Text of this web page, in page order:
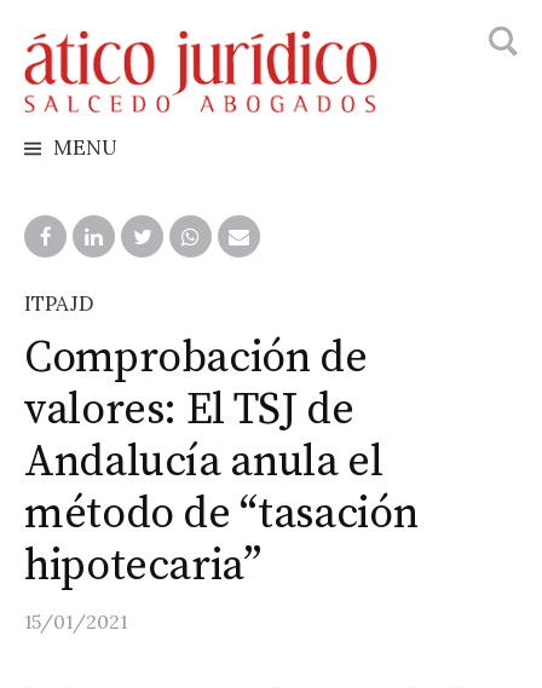
to
content
MENU
ITPAJD
Comprobación de
valores: El TSJ de
Andalucía anula el
método de “tasación
hipotecaria”
15/01/2021